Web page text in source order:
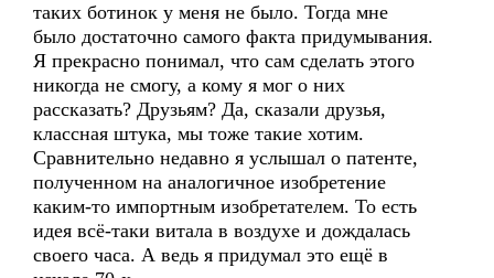
таких ботинок у меня не было. Тогда мне
было достаточно самого факта придумывания.
Я прекрасно понимал, что сам сделать этого
никогда не смогу, а кому я мог о них
рассказать? Друзьям? Да, сказали друзья,
классная штука, мы тоже такие хотим.
Сравнительно недавно я услышал о патенте,
полученном на аналогичное изобретение
каким-то импортным изобретателем. То есть
идея всё-таки витала в воздухе и дождалась
своего часа. А ведь я придумал это ещё в